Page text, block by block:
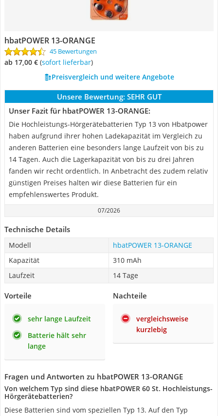
hbatPOWER 13-ORANGE
45 Bewertungen
ab 17,00 € ( Sofort lieferbar)
Preisvergleich und weitere Angebote
Unsere Bewertung: SEHR GUT
Unser Fazit für hbatPOWER 13-ORANGE:
Die Hochleistungs-Hörgerätebatterien Typ 13 von Hbatpower
haben aufgrund ihrer hohen Ladekapazität im Vergleich zu
anderen Batterien eine besonders lange Laufzeit von bis zu
14 Tagen. Auch die Lagerkapazität von bis zu drei Jahren
fanden wir recht ordentlich. In Anbetracht des zudem relativ
günstigen Preises halten wir diese Batterien für ein
empfehlenswertes Produkt.
07/2026
Technische Details
Modell
hbatPOWER 13-ORANGE
Kapazität
310 mAh
Laufzeit
14 Tage
Vorteile
sehr lange Laufzeit
Batterie hält sehr
lange
Nachteile
vergleichsweise
kurzlebig
Fragen und Antworten zu hbatPOWER 13-ORANGE
Von welchem Typ sind diese hbatPOWER 60 St. Hochleistungs-
Hörgerätebatterien?
Diese Batterien sind vom speziellen Typ 13. Auf den Typ